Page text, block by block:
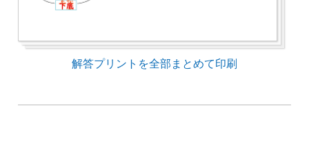
解答プリントを全部まとめて印刷